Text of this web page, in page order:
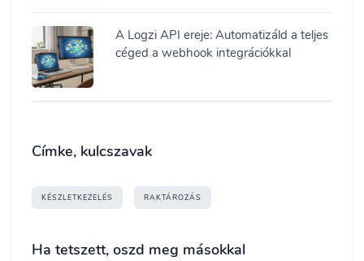
A Logzi API ereje: Automatizáld a teljes
céged a webhook integrációkkal
Címke, kulcszavak
KÉSZLETKEZELÉS RAKTÁROZÁS
Ha tetszett, oszd meg másokkal